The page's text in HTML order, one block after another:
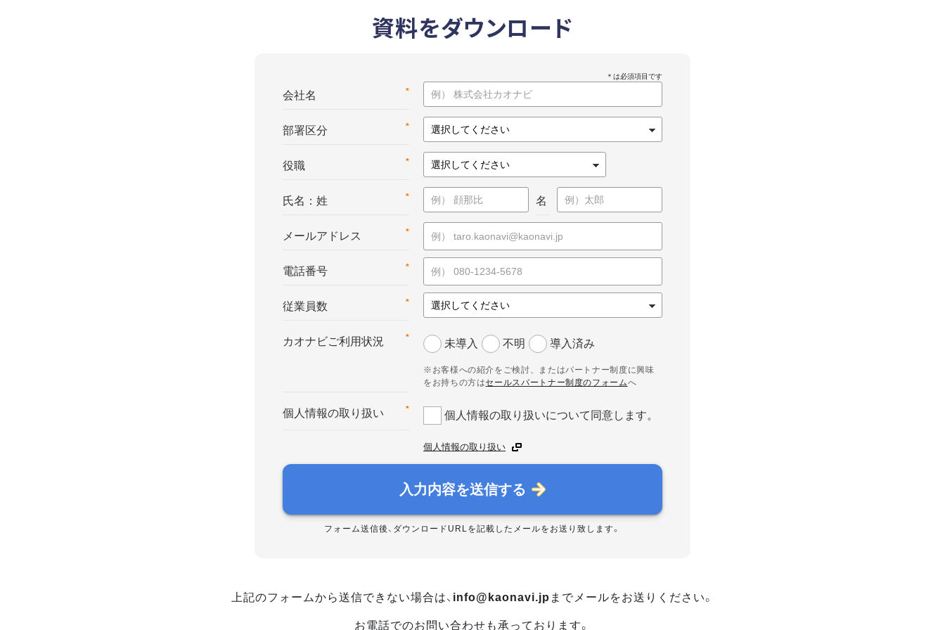
資料をダウンロード
*
会社名
*
部署区分
*
役職
*
氏名：姓 名
*
メールアドレス
*
電話番号
*
従業員数
*
カオナビご利用状況 未導入 不明 導入済み
※お客様への紹介をご検討、またはパートナー制度に興味
をお持ちの方はセールスパートナー制度のフォームへ
*
個人情報の取り扱い 個人情報の取り扱いについて同意します。
個人情報の取り扱い
入力内容を送信する
フォーム送信後、ダウンロードURLを記載したメールをお送り致します。
上記のフォームから送信できない場合は、 info@kaonavi.jp までメールをお送りください。
お電話でのお問い合わせも承っております。